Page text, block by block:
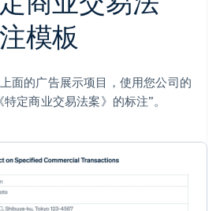
模板
面的广告展示项目，使用您公司的
定商业交易法案》的标注”。